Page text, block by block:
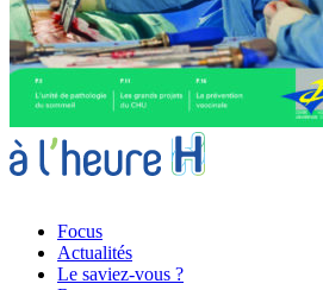
Focus
Actualités
Le saviez-vous ?